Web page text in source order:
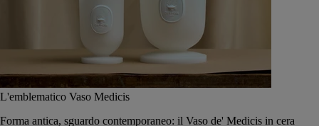
L'emblematico Vaso Medicis
Forma antica, sguardo contemporaneo: il Vaso de' Medicis in cera